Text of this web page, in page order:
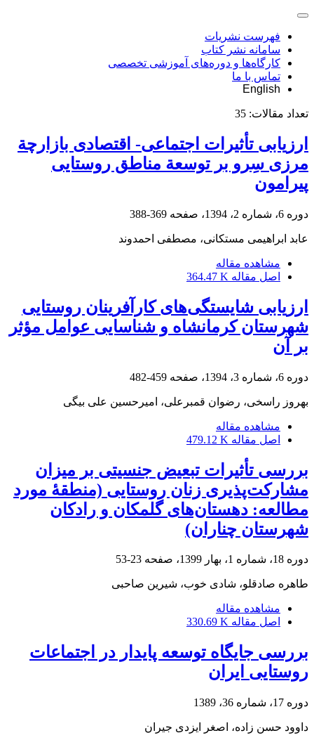
فهرست نشریات
سامانه نشر کتاب
کارگاه‌ها و دوره‌های آموزشی تخصصی
تماس با ما
English
تعداد مقالات: 35
ارزیابی تأثیرات اجتماعی- اقتصادی بازارچة
مرزی سِرو بر توسعة مناطق روستایی
پیرامون
دوره 6، شماره 2، 1394، صفحه 369-388
عابد ابراهیمی مستکانی، مصطفی احمدوند
مشاهده مقاله
اصل مقاله 364.47 K
ارزیابی شایستگی‌های کارآفرینان روستایی
شهرستان کرمانشاه و شناسایی عوامل مؤثر
بر آن
دوره 6، شماره 3، 1394، صفحه 459-482
بهروز راسخی، رضوان قمبرعلی، امیرحسین علی بیگی
مشاهده مقاله
اصل مقاله 479.12 K
بررسی تأثیرات تبعیض جنسیتی بر میزان
مشارکت‌پذیری زنان روستایی (منطقۀ مورد
مطالعه: دهستان‌های گلمکان و رادکان
شهرستان چناران)
دوره 18، شماره 1، بهار 1399، صفحه 23-53
طاهره صادقلو، شادی خوب، شیرین صاحبی
مشاهده مقاله
اصل مقاله 330.69 K
بررسی جایگاه توسعه پایدار در اجتماعات
روستایی ایران
دوره 17، شماره 36، 1389
داوود حسن زاده، اصغر ایزدی جیران